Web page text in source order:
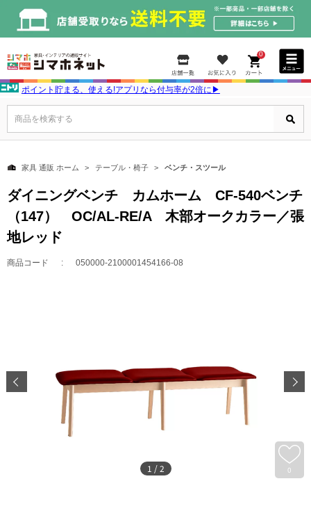
0
ポイント貯まる、使える!アプリなら付与率が2倍に▶
商品を検索する
家具 通販 ホーム テーブル・椅子 ベンチ・スツール
ダイニングベンチ カムホーム CF-540ベンチ
（147） OC/AL-RE/A 木部オークカラー／張
地レッド
商品コード 050000-2100001454166-08
0
1 /2